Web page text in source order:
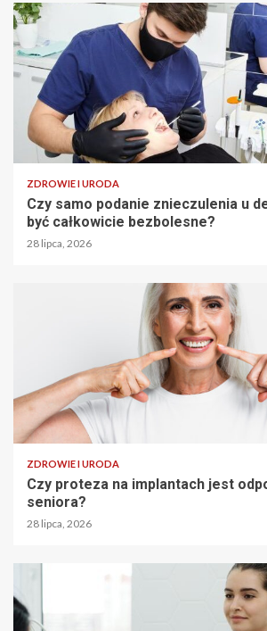
ZDROWIE I URODA
Czy samo podanie znieczulenia u
być całkowicie bezbolesne?
28 lipca, 2026
ZDROWIE I URODA
Czy proteza na implantach jest
seniora?
28 lipca, 2026